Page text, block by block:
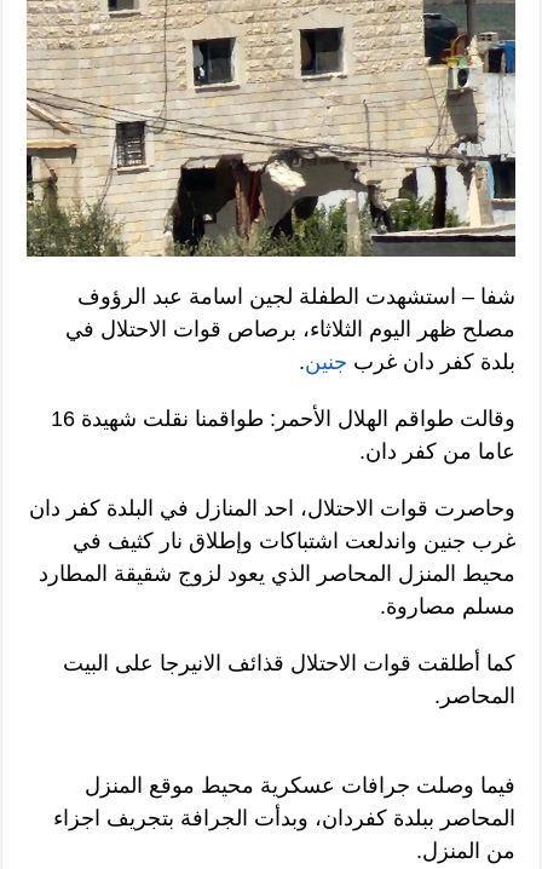
شفا – استشهدت الطفلة لجين اسامة عبد الرؤوف
مصلح ظهر اليوم الثلاثاء، برصاص قوات الاحتلال في
بلدة كفر دان غرب جنين.
وقالت طواقم الهلال الأحمر: طواقمنا نقلت شهيدة 16
عاما من كفر دان.
وحاصرت قوات الاحتلال، احد المنازل في البلدة كفر دان
غرب جنين واندلعت اشتباكات وإطلاق نار كثيف في
محيط المنزل المحاصر الذي يعود لزوج شقيقة المطارد
مسلم مصاروة.
كما أطلقت قوات الاحتلال قذائف الانيرجا على البيت
المحاصر.
فيما وصلت جرافات عسكرية محيط موقع المنزل
المحاصر ببلدة كفردان، وبدأت الجرافة بتجريف اجزاء
من المنزل.